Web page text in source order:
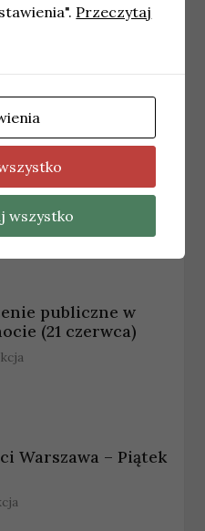
wizytą w Charlotte.
partnerskiej
publiczne w
(21 czerwca)
Warszawa – Piątek
Przeczytaj
wszystko